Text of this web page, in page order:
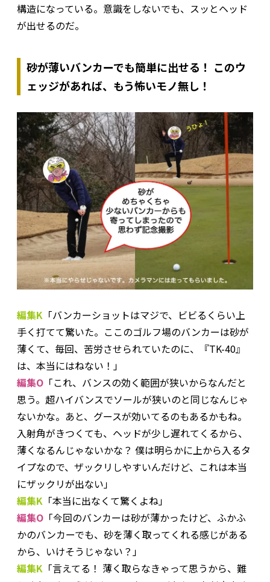
構造になっている。意識をしないでも、スッとヘッド
が出せるのだ。
砂が薄いバンカーでも簡単に出せる！ このウ
ェッジがあれば、もう怖いモノ無し！
編集K 「バンカーショットはマジで、ビビるくらい上
手く打てて驚いた。ここのゴルフ場のバンカーは砂が
薄くて、毎回、苦労させられていたのに、『TK-40』
は、本当にはねない！」
編集O 「これ、バンスの効く範囲が狭いからなんだと
思う。超ハイバンスでソールが狭いのと同じなんじゃ
ないかな。あと、グースが効いてるのもあるかもね。
入射角がきつくても、ヘッドが少し遅れてくるから、
薄くなるんじゃないかな？ 僕は明らかに上から入るタ
イプなので、ザックリしやすいんだけど、これは本当
にザックリが出ない」
編集K 「本当に出なくて驚くよね」
編集O 「今回のバンカーは砂が薄かったけど、ふかふ
かのバンカーでも、砂を薄く取ってくれる感じがある
から、いけそうじゃない？」
編集K 「言えてる！ 薄く取らなきゃって思うから、難